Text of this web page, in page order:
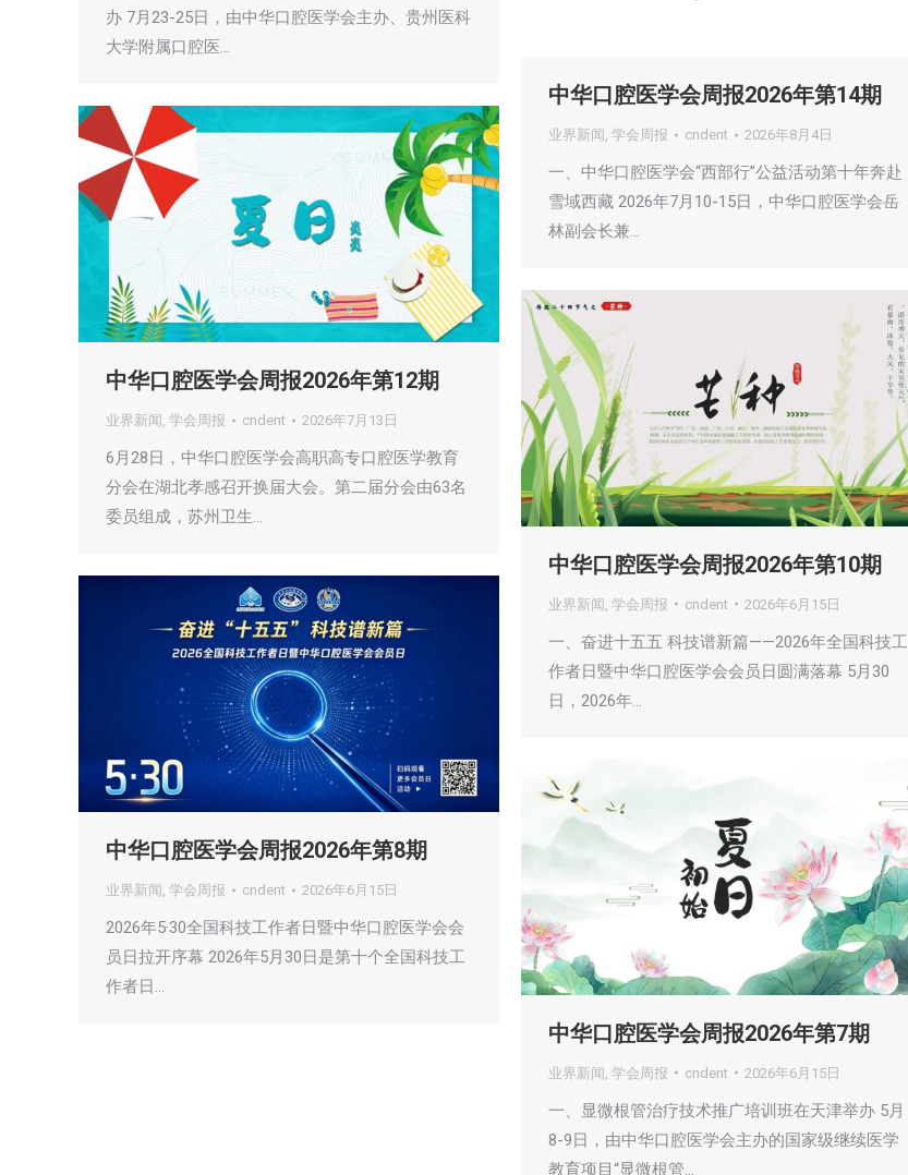
办 7月23-25日，由中华口腔医学会主办、贵州医科
大学附属口腔医…
中华口腔医学会周报2026年第14期
业界新闻 , 学会周报 cndent 2026年8月4日
一、中华口腔医学会“西部行”公益活动第十年奔赴
雪域西藏 2026年7月10-15日，中华口腔医学会岳
林副会长兼…
中华口腔医学会周报2026年第12期
业界新闻 , 学会周报 cndent 2026年7月13日
6月28日，中华口腔医学会高职高专口腔医学教育
分会在湖北孝感召开换届大会。第二届分会由63名
委员组成，苏州卫生…
中华口腔医学会周报2026年第10期
业界新闻 学会周报 cndent 2026年6月15日
一、奋进十五五 科技谱新篇——2026年全国科技工
作者日暨中华口腔医学会会员日圆满落幕 5月30
日，2026年…
中华口腔医学会周报2026年第8期
业界新闻 , 学会周报 cndent 2026年6月15日
2026年5·30全国科技工作者日暨中华口腔医学会会
员日拉开序幕 2026年5月30日是第十个全国科技工
作者日…
中华口腔医学会周报2026年第7期
业界新闻 学会周报 cndent 2026年6月15日
一、显微根管治疗技术推广培训班在天津举办 5月
8-9日，由中华口腔医学会主办的国家级继续医学
教育项目“显微根管…